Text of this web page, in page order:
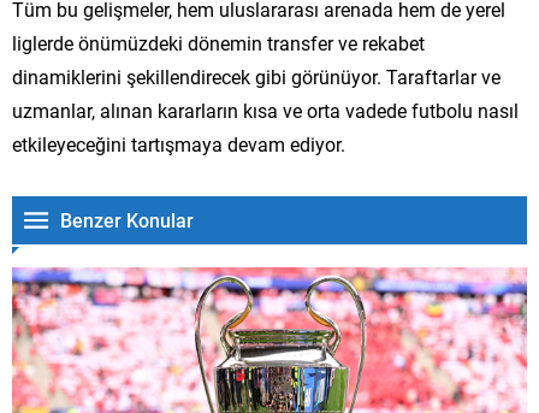
Tüm bu gelişmeler, hem uluslararası arenada hem de yerel
liglerde önümüzdeki dönemin transfer ve rekabet
dinamiklerini şekillendirecek gibi görünüyor. Taraftarlar ve
uzmanlar, alınan kararların kısa ve orta vadede futbolu nasıl
etkileyeceğini tartışmaya devam ediyor.
Benzer Konular